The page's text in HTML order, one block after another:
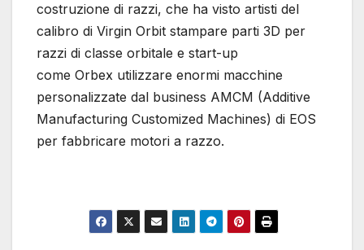
costruzione di razzi, che ha visto artisti del
calibro di Virgin Orbit stampare parti 3D per
razzi di classe orbitale e start-up
come Orbex utilizzare enormi macchine
personalizzate dal business AMCM (Additive
Manufacturing Customized Machines) di EOS
per fabbricare motori a razzo.